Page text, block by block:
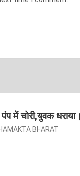
पंप में चोरी,युवक धराया।
BHARAT